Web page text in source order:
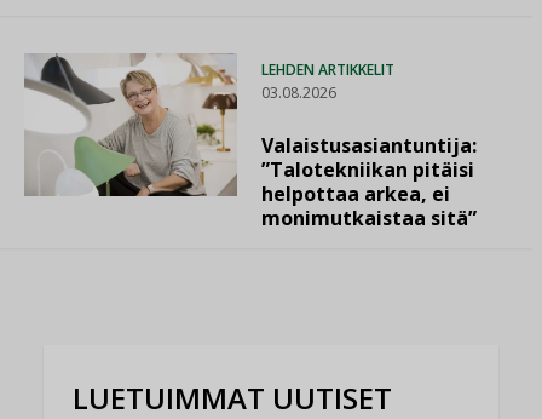
LEHDEN ARTIKKELIT
03.08.2026
Valaistusasiantuntija:
”Talotekniikan pitäisi
helpottaa arkea, ei
monimutkaistaa sitä”
LUETUIMMAT UUTISET